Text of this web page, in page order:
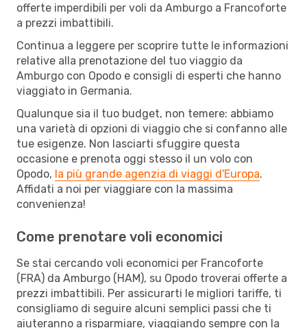
offerte imperdibili per voli da Amburgo a Francoforte
a prezzi imbattibili.
Continua a leggere per scoprire tutte le informazioni
relative alla prenotazione del tuo viaggio da
Amburgo con Opodo e consigli di esperti che hanno
viaggiato in Germania.
Qualunque sia il tuo budget, non temere: abbiamo
una varietà di opzioni di viaggio che si confanno alle
tue esigenze. Non lasciarti sfuggire questa
occasione e prenota oggi stesso il un volo con
Opodo, la più grande agenzia di viaggi d'Europa.
Affidati a noi per viaggiare con la massima
convenienza!
Come prenotare voli economici
Se stai cercando voli economici per Francoforte
(FRA) da Amburgo (HAM), su Opodo troverai offerte a
prezzi imbattibili. Per assicurarti le migliori tariffe, ti
consigliamo di seguire alcuni semplici passi che ti
aiuteranno a risparmiare, viaggiando sempre con la